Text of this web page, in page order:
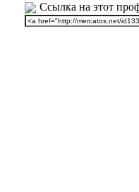
Ссылка на этот